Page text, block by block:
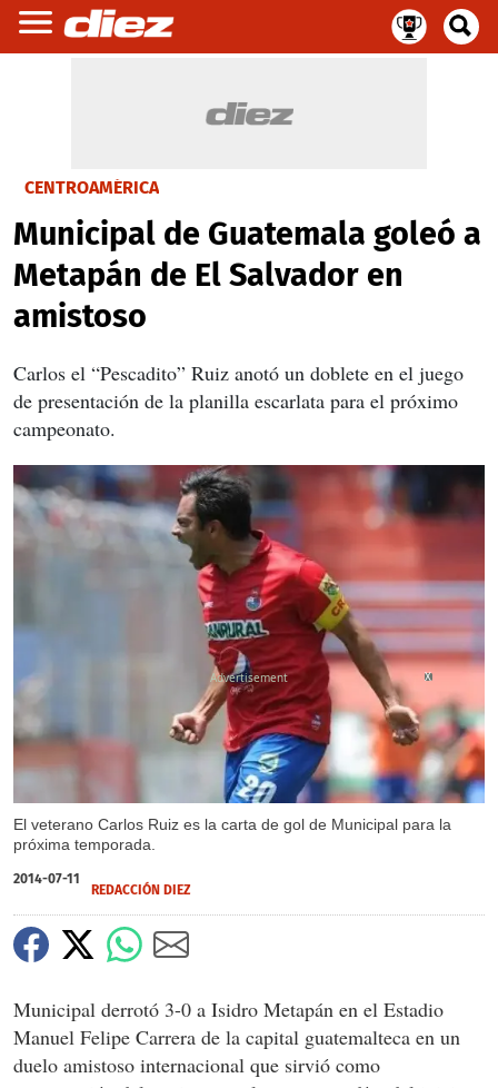
CENTROAMÉRICA
Municipal de Guatemala goleó a
Metapán de El Salvador en
amistoso
Carlos el “Pescadito” Ruiz anotó un doblete en el juego
de presentación de la planilla escarlata para el próximo
campeonato.
El veterano Carlos Ruiz es la carta de gol de Municipal para la
próxima temporada.
X
2014-07-11
REDACCIÓN DIEZ
Municipal derrotó 3-0 a Isidro Metapán en el Estadio
Manuel Felipe Carrera de la capital guatemalteca en un
duelo amistoso internacional que sirvió como